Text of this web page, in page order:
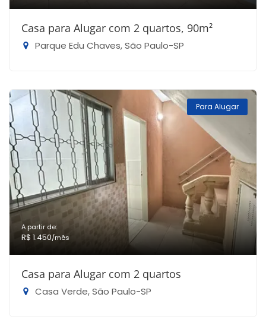
Casa para Alugar com 2 quartos, 90m²
Parque Edu Chaves, São Paulo-SP
Para Alugar
A partir de:
R$ 1.450/mês
Casa para Alugar com 2 quartos
Casa Verde, São Paulo-SP